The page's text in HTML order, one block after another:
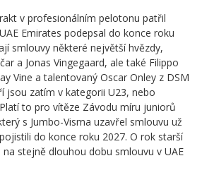
v profesionálním pelotonu patřil
Emirates podepsal do konce roku
smlouvy některé největší hvězdy,
a Jonas Vingegaard, ale také Filippo
Vine a talentovaný Oscar Onley z DSM
jsou zatím v kategorii U23, nebo
to pro vítěze Závodu míru juniorů
s Jumbo-Visma uzavřel smlouvu už
do konce roku 2027. O rok starší
na stejně dlouhou dobu smlouvu v UAE